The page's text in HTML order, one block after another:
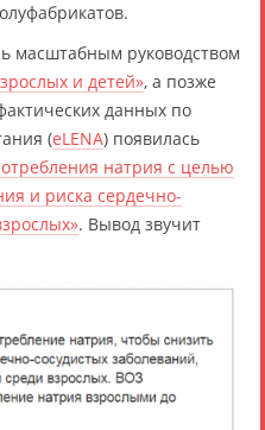
масштабным руководством
и детей», а позже
данных по
(eLENA) появилась
натрия с целью
и риска сердечно-
. Вывод звучит